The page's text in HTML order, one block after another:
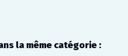
la même catégorie :